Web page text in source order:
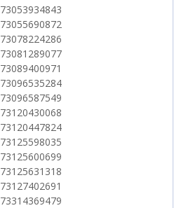
73053934843
73055690872
73078224286
73081289077
73089400971
73096535284
73096587549
73120430068
73120447824
73125598035
73125600699
73125631318
73127402691
73314369479